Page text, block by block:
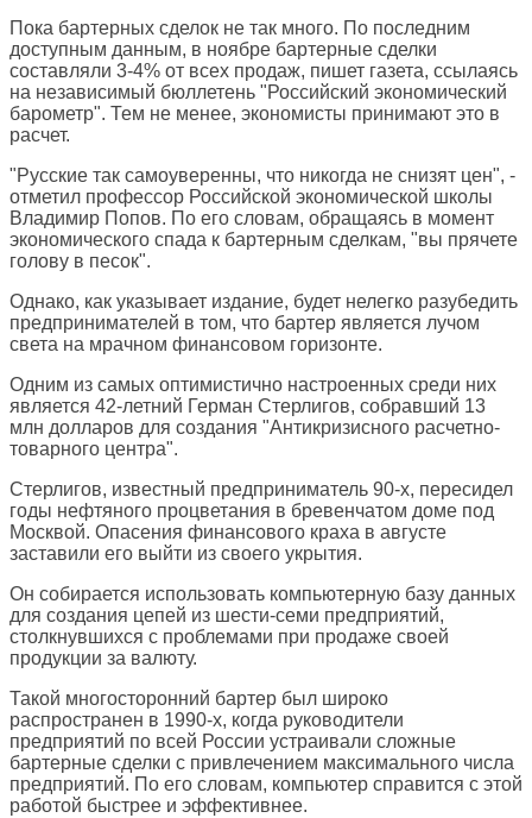
Пока бартерных сделок не так много. По последним
доступным данным, в ноябре бартерные сделки
составляли 3-4% от всех продаж, пишет газета, ссылаясь
на независимый бюллетень "Российский экономический
барометр". Тем не менее, экономисты принимают это в
расчет.
"Русские так самоуверенны, что никогда не снизят цен", -
отметил профессор Российской экономической школы
Владимир Попов. По его словам, обращаясь в момент
экономического спада к бартерным сделкам, "вы прячете
голову в песок".
Однако, как указывает издание, будет нелегко разубедить
предпринимателей в том, что бартер является лучом
света на мрачном финансовом горизонте.
Одним из самых оптимистично настроенных среди них
является 42-летний Герман Стерлигов, собравший 13
млн долларов для создания "Антикризисного расчетно-
товарного центра".
Стерлигов, известный предприниматель 90-х, пересидел
годы нефтяного процветания в бревенчатом доме под
Москвой. Опасения финансового краха в августе
заставили его выйти из своего укрытия.
Он собирается использовать компьютерную базу данных
для создания цепей из шести-семи предприятий,
столкнувшихся с проблемами при продаже своей
продукции за валюту.
Такой многосторонний бартер был широко
распространен в 1990-х, когда руководители
предприятий по всей России устраивали сложные
бартерные сделки с привлечением максимального числа
предприятий. По его словам, компьютер справится с этой
работой быстрее и эффективнее.